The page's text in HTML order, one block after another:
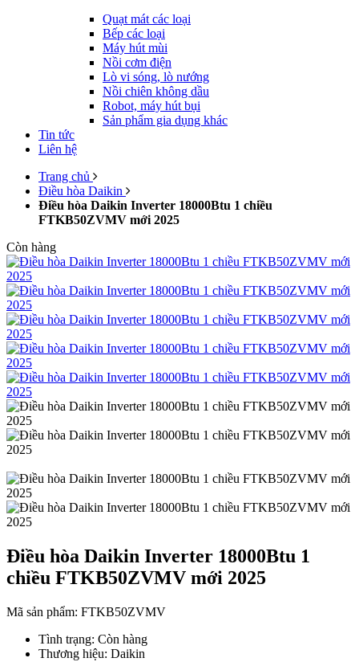
Quạt mát các loại
Bếp các loại
Máy hút mùi
Nồi cơm điện
Lò vi sóng, lò nướng
Nồi chiên không dầu
Robot, máy hút bụi
Sản phẩm gia dụng khác
Tin tức
Liên hệ
Trang chủ
Điều hòa Daikin
Điều hòa Daikin Inverter 18000Btu 1 chiều
FTKB50ZVMV mới 2025
Còn hàng
Điều hòa Daikin Inverter 18000Btu 1
chiều FTKB50ZVMV mới 2025
Mã sản phẩm: FTKB50ZVMV
Tình trạng: Còn hàng
Thương hiệu: Daikin